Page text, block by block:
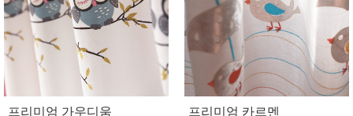
프리미엄 가우디움 프리미엄 카르멘